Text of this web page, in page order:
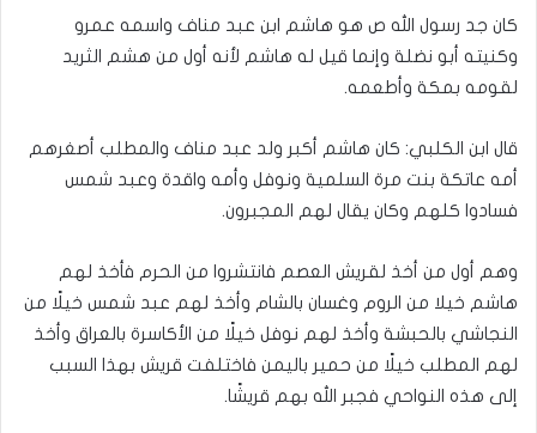
كان جد رسول الله ص هو هاشم ابن عبد مناف واسمه عمرو
وكنيته أبو نضلة وإنما قيل له هاشم لأنه أول من هشم الثريد
لقومه بمكة وأطعمه‏.‏
قال ابن الكلبي‏:‏ كان هاشم أكبر ولد عبد مناف والمطلب أصغرهم
أمه عاتكة بنت مرة السلمية ونوفل وأمه واقدة وعبد شمس
فسادوا كلهم وكان يقال لهم المجبرون‏.‏
وهم أول من أخذ لقريش العصم فانتشروا من الحرم فأخذ لهم
هاشم خيلا من الروم وغسان بالشام وأخذ لهم عبد شمس خيلًا من
النجاشي بالحبشة وأخذ لهم نوفل خيلًا من الأكاسرة بالعراق وأخذ
لهم المطلب خيلًا من حمير باليمن فاختلفت قريش بهذا السبب
إلى هذه النواحي فجبر الله بهم قريشًا‏.‏